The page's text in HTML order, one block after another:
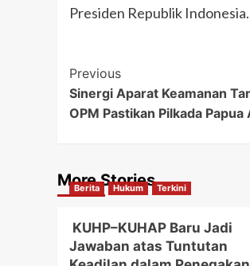
Presiden Republik Indonesia.
Post
Navigation
Previous
Sinergi Aparat Keamanan
OPM Pastikan Pilkada Papua
More Stories
Berita Hukum Terkini
KUHP–KUHAP Baru Jadi
Jawaban atas Tuntutan